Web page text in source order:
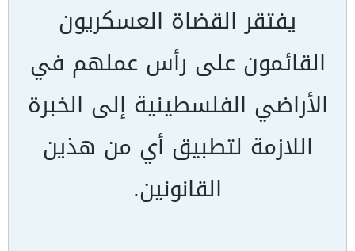
يفتقر القضاة العسكريون
القائمون على رأس عملهم في
الأراضي الفلسطينية إلى الخبرة
اللازمة لتطبيق أي من هذين
القانونين.